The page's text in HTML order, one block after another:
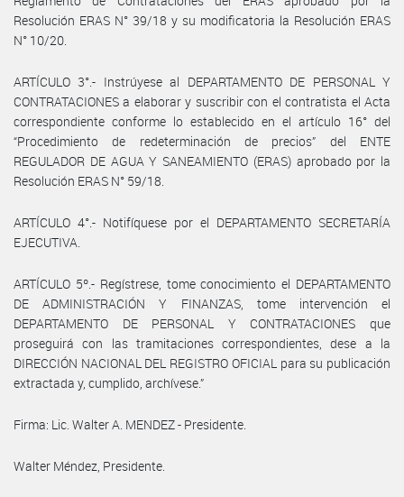
Resolución ERAS N° 39/18 y su modificatoria la Resolución ERAS
N° 10/20.
ARTÍCULO 3°.- Instrúyese al DEPARTAMENTO DE PERSONAL Y
CONTRATACIONES a elaborar y suscribir con el contratista el Acta
correspondiente conforme lo establecido en el artículo 16° del
“Procedimiento de redeterminación de precios” del ENTE
REGULADOR DE AGUA Y SANEAMIENTO (ERAS) aprobado por la
Resolución ERAS N° 59/18.
ARTÍCULO 4°.- Notifíquese por el DEPARTAMENTO SECRETARÍA
EJECUTIVA.
ARTÍCULO 5º.- Regístrese, tome conocimiento el DEPARTAMENTO
DE ADMINISTRACIÓN Y FINANZAS, tome intervención el
DEPARTAMENTO DE PERSONAL Y CONTRATACIONES que
proseguirá con las tramitaciones correspondientes, dese a la
DIRECCIÓN NACIONAL DEL REGISTRO OFICIAL para su publicación
extractada y, cumplido, archívese.”
Firma: Lic. Walter A. MENDEZ - Presidente.
Walter Méndez, Presidente.